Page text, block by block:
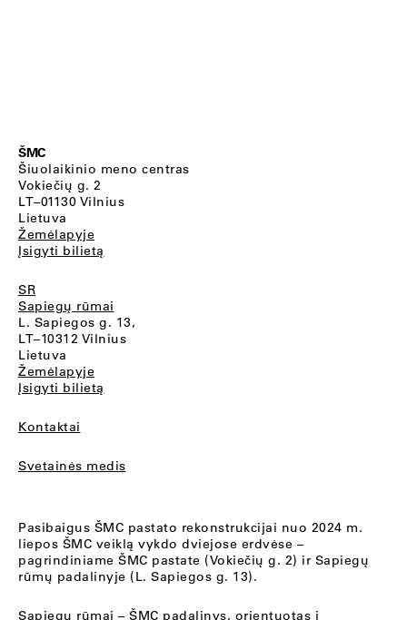
ŠMC
Šiuolaikinio meno centras
Vokiečių g. 2
LT–01130 Vilnius
Lietuva
Žemėlapyje
Įsigyti bilietą
SR
Sapiegų rūmai
L. Sapiegos g. 13,
LT–10312 Vilnius
Lietuva
Žemėlapyje
Įsigyti bilietą
Kontaktai
Svetainės medis
Pasibaigus ŠMC pastato rekonstrukcijai nuo 2024 m.
liepos ŠMC veiklą vykdo dviejose erdvėse –
pagrindiniame ŠMC pastate (Vokiečių g. 2) ir Sapiegų
rūmų padalinyje (L. Sapiegos g. 13).
Sapiegų rūmai – ŠMC padalinys, orientuotas į